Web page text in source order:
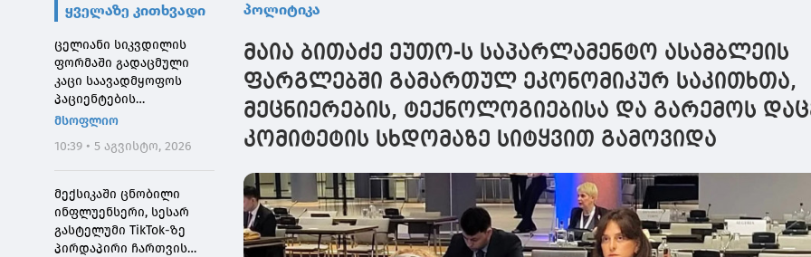
ყველაზე კითხვადი
ცელიანი სიკვდილის
ფორმაში გადაცმული
კაცი საავადმყოფოს
პაციენტების
შეშინებისთვის
მსოფლიო
10:39 • 5 აგვისტო, 2026
მექსიკაში ცნობილი
ინფლუენსერი, სესარ
გასტელუმი TikTok-ზე
პირდაპირი ჩართვის
პოლიტიკა
მაია ბითაძე ეუთო-ს საპარლამენტო ასამბლეის
ფარგლებში გამართულ ეკონომიკურ საკითხთა,
მეცნიერების, ტექნოლოგიებისა და გარემოს
კომიტეტის სხდომაზე სიტყვით გამოვიდა